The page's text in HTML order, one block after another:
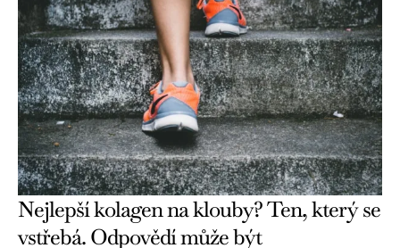
Nejlepší kolagen na klouby? Ten, který se
vstřebá. Odpovědí může být